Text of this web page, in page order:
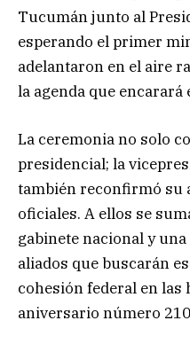
Tucumán junto al
esperando el primer
adelantaron en el aire
la agenda que encarará
La ceremonia no solo
presidencial; la
también reconfirmó su
oficiales. A ellos se
gabinete nacional y
aliados que buscarán
cohesión federal en las
aniversario número